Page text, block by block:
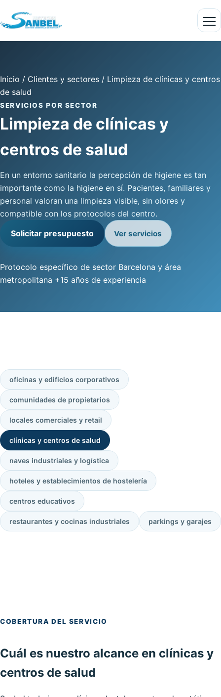
Inicio / Clientes y sectores / Limpieza de clínicas y centros
de salud
SERVICIOS POR SECTOR
Limpieza de clínicas y
centros de salud
En un entorno sanitario la percepción de higiene es tan
importante como la higiene en sí. Pacientes, familiares y
personal valoran una limpieza visible, sin olores y
compatible con los protocolos del centro.
Solicitar presupuesto
Ver servicios
Protocolo específico de sector Barcelona y área
metropolitana +15 años de experiencia
oficinas y edificios corporativos
comunidades de propietarios
locales comerciales y retail
clínicas y centros de salud
naves industriales y logística
hoteles y establecimientos de hostelería
centros educativos
restaurantes y cocinas industriales parkings y garajes
COBERTURA DEL SERVICIO
Cuál es nuestro alcance en clínicas y
centros de salud